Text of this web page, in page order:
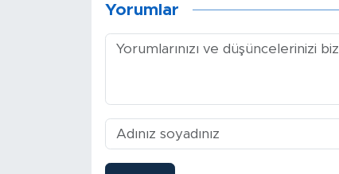
Yorumlar